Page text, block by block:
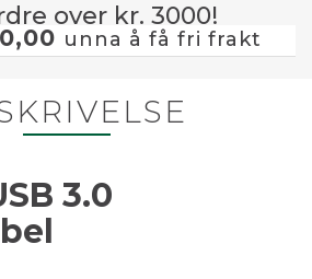
over kr. 3000!
unna å få fri frakt
3.0